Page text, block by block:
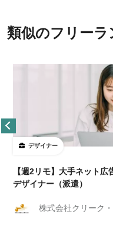
類似のフリーラ
デザイナー
【週2リモ】大手ネット
デザイナー（派遣）
株式会社クリーク